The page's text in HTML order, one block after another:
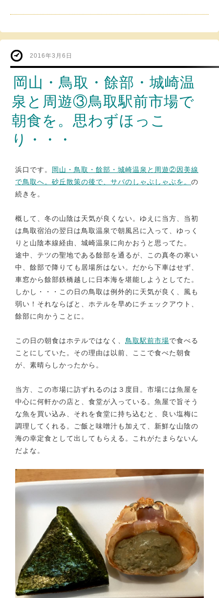
2016年3月6日
岡山・鳥取・餘部・城崎温
泉と周遊③鳥取駅前市場で
朝食を。思わずほっこ
り・・・
浜口です。 岡山・鳥取・餘部・城崎温泉と周遊②因美線
で鳥取へ。砂丘散策の後で、サバのしゃぶしゃぶを。 の
続きを。
概して、冬の山陰は天気が良くない。ゆえに当方、当初
は鳥取宿泊の翌日は鳥取温泉で朝風呂に入って、ゆっく
りと山陰本線経由、城崎温泉に向かおうと思ってた。
途中、テツの聖地である餘部を通るが、この真冬の寒い
中、餘部で降りても居場所はない。だから下車はせず、
車窓から餘部鉄橋越しに日本海を堪能しようとしてた。
しかし・・・この日の鳥取は例外的に天気が良く、風も
弱い！それならばと、ホテルを早めにチェックアウト、
餘部に向かうことに。
この日の朝食はホテルではなく、 鳥取駅前市場で食べる
ことにしていた。その理由は以前、ここで食べた朝食
が、素晴らしかったから。
当方、この市場に訪ずれるのは３度目。市場には魚屋を
中心に何軒かの店と、食堂が入っている。魚屋で旨そう
な魚を買い込み、それを食堂に持ち込むと、良い塩梅に
調理してくれる。ご飯と味噌汁も加えて、新鮮な山陰の
海の幸定食として出してもらえる。これがたまらないん
だよな。